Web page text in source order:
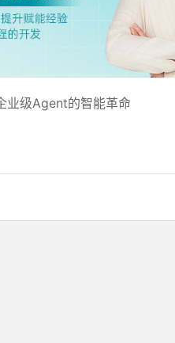
业级Agent的智能革命